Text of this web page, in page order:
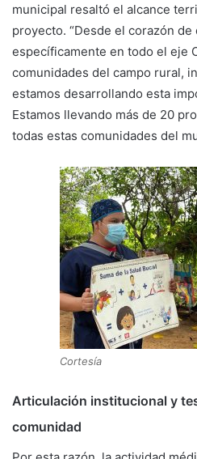
municipal resaltó el alcance
proyecto. “Desde el corazón de
específicamente en todo el eje
comunidades del campo rural,
estamos desarrollando esta
Estamos llevando más de 20
todas estas comunidades del
Cortesía
Articulación institucional y
comunidad